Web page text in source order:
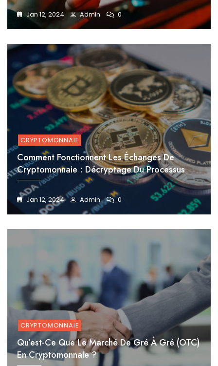
Jan 12, 2024 Admin 0
CRYPTOMONNAIE
Comment Fonctionnent Les Échanges De
Cryptomonnaie : Décryptage Du Processus
Jan 12, 2024 Admin 0
CRYPTOMONNAIE
Qu’est-Ce Que Le Marché De Gré À Gré (OTC)
En Cryptomonnaie ?